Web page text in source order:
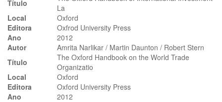
Título
La
Local
Oxford
Editora
Oxfrod University Press
Ano
2012
Autor
Amrita Narlikar / Martin Daunton / Robert Stern
Título
The Oxford Handbook on the World Trade
Organizatio
Local
Oxford
Editora
Oxford University Press
Ano
2012